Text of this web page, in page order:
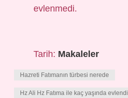
evlenmedi.
Tarih: Makaleler
Hazreti Fatımanın türbesi nerede
Hz Ali Hz Fatıma ile kaç yaşında evlendi